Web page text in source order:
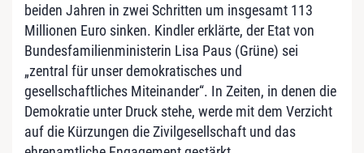
beiden Jahren in zwei Schritten um insgesamt 113
Millionen Euro sinken. Kindler erklärte, der Etat von
Bundesfamilienministerin Lisa Paus (Grüne) sei
„zentral für unser demokratisches und
gesellschaftliches Miteinander“. In Zeiten, in denen die
Demokratie unter Druck stehe, werde mit dem Verzicht
auf die Kürzungen die Zivilgesellschaft und das